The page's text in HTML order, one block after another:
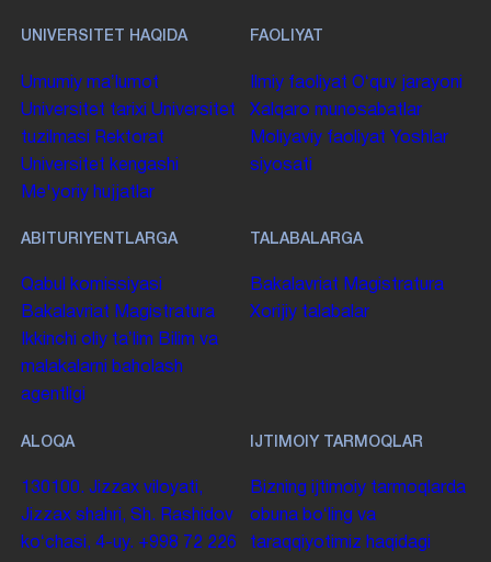
UNIVERSITET HAQIDA
Umumiy maʼlumot
Universitet tarixi Universitet
tuzilmasi Rektorat
Universitet kengashi
Me'yoriy hujjatlar
FAOLIYAT
Ilmiy faoliyat Oʻquv jarayoni
Xalqaro munosabatlar
Moliyaviy faoliyat Yoshlar
siyosati
ABITURIYENTLARGA
Qabul komissiyasi
Bakalavriat Magistratura
Ikkinchi oliy taʼlim Bilim va
malakalarni baholash
agentligi
TALABALARGA
Bakalavriat Magistratura
Xorijiy talabalar
ALOQA
130100. Jizzax viloyati,
Jizzax shahri, Sh. Rashidov
koʻchasi, 4-uy. +998 72 226
IJTIMOIY TARMOQLAR
Bizning ijtimoiy tarmoqlarda
obuna boʻling va
taraqqiyotimiz haqidagi